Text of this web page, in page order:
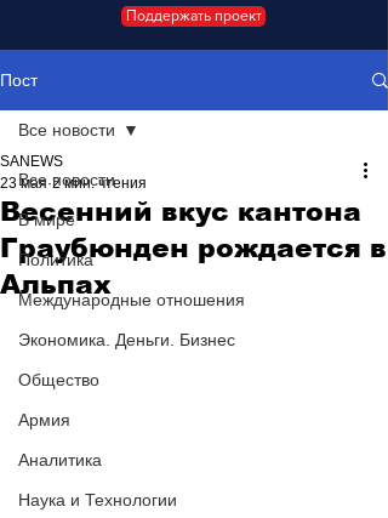
Поддержать проект
Пост
Все новости
В мире
Политика
Международные отношения
Экономика. Деньги. Бизнес
Общество
Армия
Аналитика
Наука и Технологии
Все новости
Весенний вкус кантона
Граубюнден рождается в
Альпах
SANEWS
23 мая 2 мин. чтения